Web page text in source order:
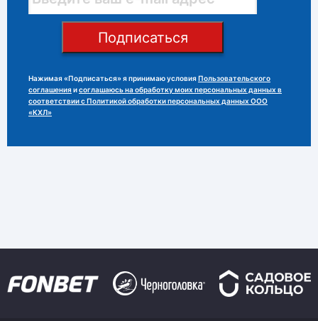
Подписаться
Нажимая «Подписаться» я принимаю условия Пользовательского
соглашения исоглашаюсь на обработку моих персональных данных в
соответствии с Политикой обработки персональных данных ООО
«КХЛ»